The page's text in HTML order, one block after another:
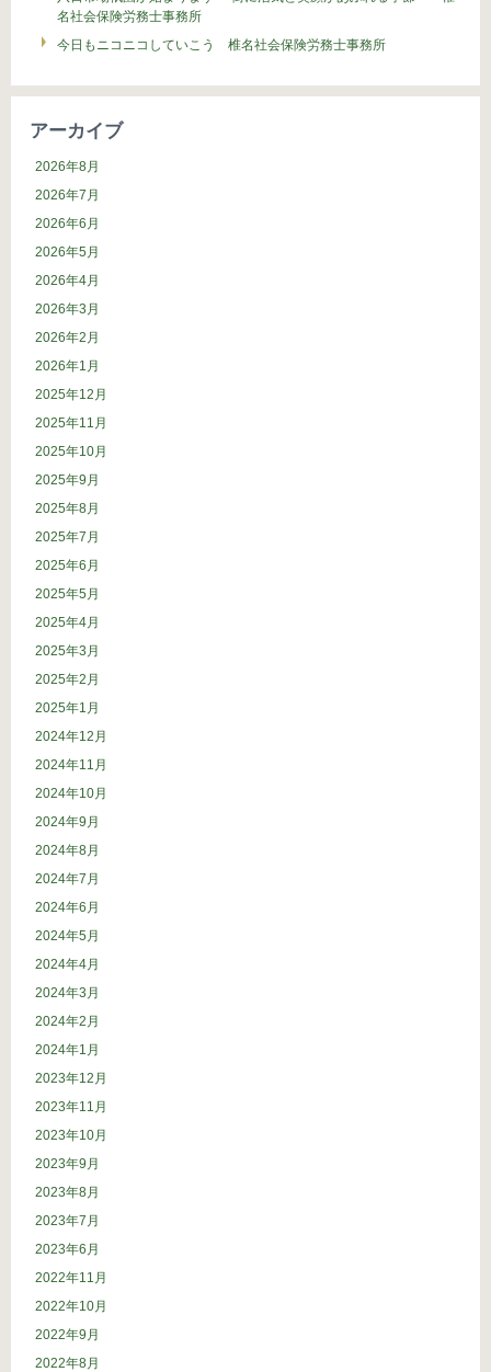
名社会保険労務士事務所
今日もニコニコしていこう 椎名社会保険労務士事務所
アーカイブ
2026年8月
2026年7月
2026年6月
2026年5月
2026年4月
2026年3月
2026年2月
2026年1月
2025年12月
2025年11月
2025年10月
2025年9月
2025年8月
2025年7月
2025年6月
2025年5月
2025年4月
2025年3月
2025年2月
2025年1月
2024年12月
2024年11月
2024年10月
2024年9月
2024年8月
2024年7月
2024年6月
2024年5月
2024年4月
2024年3月
2024年2月
2024年1月
2023年12月
2023年11月
2023年10月
2023年9月
2023年8月
2023年7月
2023年6月
2022年11月
2022年10月
2022年9月
2022年8月